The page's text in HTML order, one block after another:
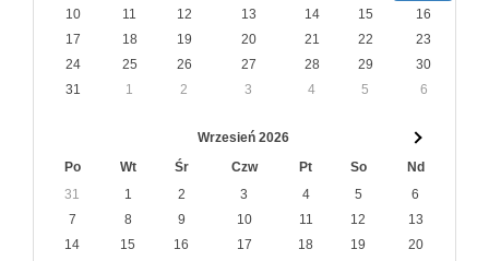
10
11 12 13 14 15
16
17
18 19 20 21 22
23
24
25 26 27 28 29
30
31
1 2 3 4 5 6
Wrzesień 2026
Po
Wt Śr Czw Pt So
Nd
31
1 2 3 4 5
6
7
8 9 10 11 12
13
14
15 16 17 18 19
20